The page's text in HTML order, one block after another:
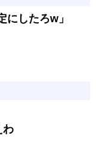
したろw」
わ